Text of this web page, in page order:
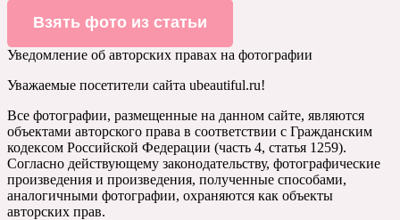
Взять фото из статьи
Уведомление об авторских правах на фотографии
Уважаемые посетители сайта ubeautiful.ru!
Все фотографии, размещенные на данном сайте, являются
объектами авторского права в соответствии с Гражданским
кодексом Российской Федерации (часть 4, статья 1259).
Согласно действующему законодательству, фотографические
произведения и произведения, полученные способами,
аналогичными фотографии, охраняются как объекты
авторских прав.